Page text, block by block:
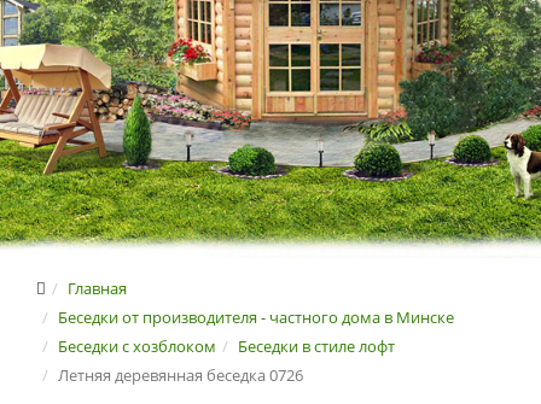
Главная
Беседки от производителя - частного дома в Минске
Беседки с хозблоком
Беседки в стиле лофт
Летняя деревянная беседка 0726